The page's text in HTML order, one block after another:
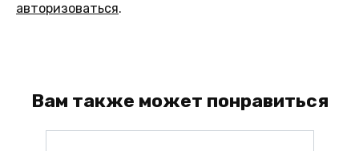
авторизоваться.
Вам также может понравиться